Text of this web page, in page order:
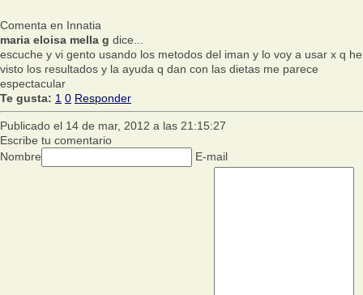
Comenta en Innatia
maria eloisa mella g dice...
escuche y vi gento usando los metodos del iman y lo voy a usar x q he
visto los resultados y la ayuda q dan con las dietas me parece
espectacular
Te gusta: 1 0 Responder
Publicado el 14 de mar, 2012 a las 21:15:27
Escribe tu comentario
Nombre
E-mail